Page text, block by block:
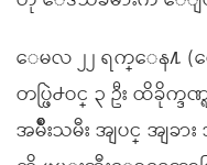
ေမလ ၂၂ ရက္ေန႔ (ယ
တပ္ဖြဲ႕ဝင္ ၃ ဦး ထိခိုက္ဒ
အမ်ိဳးသမီး အျပင္ အျခ